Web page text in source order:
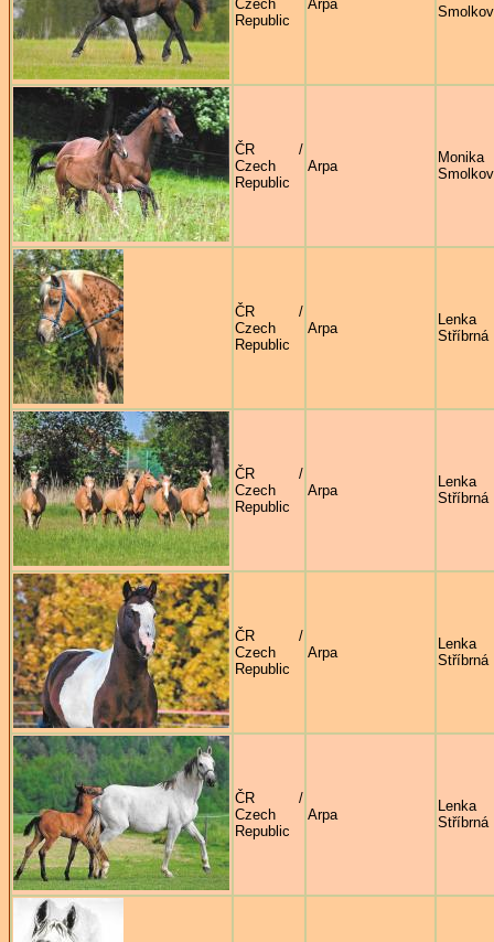
Czech
Republic
Arpa
ČR /
Czech
Republic
Arpa
Monika
ČR /
Czech
Republic
Arpa
Lenka
Stříbrná
ČR /
Czech
Republic
Arpa
Lenka
Stříbrná
ČR /
Czech
Republic
Arpa
Lenka
Stříbrná
ČR /
Czech
Republic
Arpa
Lenka
Stříbrná